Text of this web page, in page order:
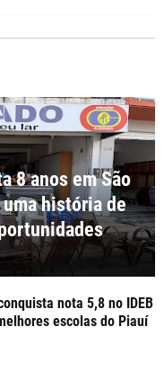
8 anos em São
história de
nota 5,8 no IDEB
escolas do Piauí